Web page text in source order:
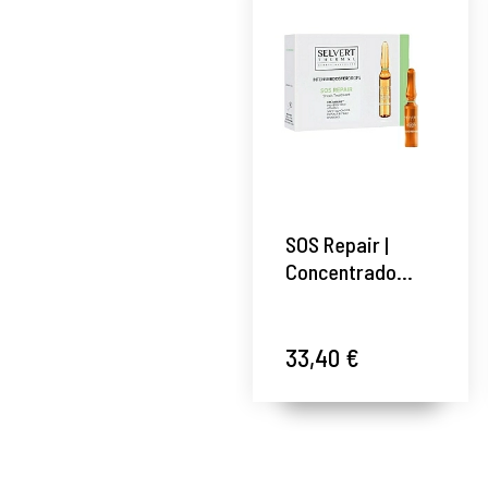
SOS Repair |
Concentrado
ml - Intense
Selvert Thermal
33,40 €